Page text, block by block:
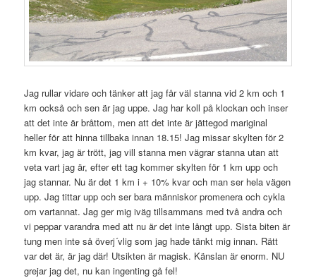
Jag rullar vidare och tänker att jag får väl stanna vid 2 km och 1
km också och sen är jag uppe. Jag har koll på klockan och inser
att det inte är bråttom, men att det inte är jättegod mariginal
heller för att hinna tillbaka innan 18.15! Jag missar skylten för 2
km kvar, jag är trött, jag vill stanna men vägrar stanna utan att
veta vart jag är, efter ett tag kommer skylten för 1 km upp och
jag stannar. Nu är det 1 km i + 10% kvar och man ser hela vägen
upp. Jag tittar upp och ser bara människor promenera och cykla
om vartannat. Jag ger mig iväg tillsammans med två andra och
vi peppar varandra med att nu är det inte långt upp. Sista biten är
tung men inte så överj´vlig som jag hade tänkt mig innan. Rätt
var det är, är jag där! Utsikten är magisk. Känslan är enorm. NU
grejar jag det, nu kan ingenting gå fel!